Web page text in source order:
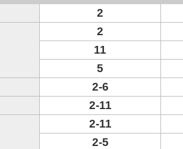
2
2
11
5
2-6
2-11
2-11
2-5